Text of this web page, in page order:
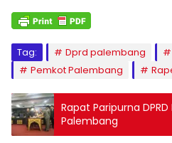
Tag: Dprd palembang
Pemkot Palembang
Rapat Paripurna
Palembang